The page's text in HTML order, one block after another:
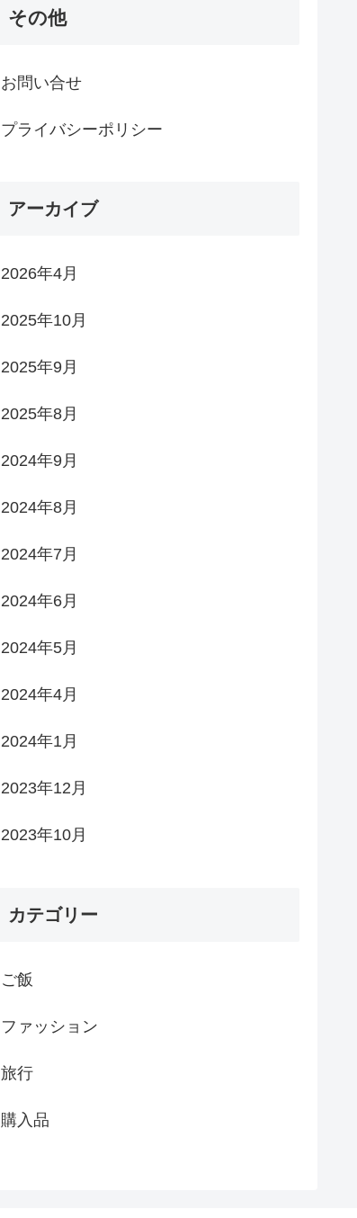
その他
お問い合せ
プライバシーポリシー
アーカイブ
2026年4月
2025年10月
2025年9月
2025年8月
2024年9月
2024年8月
2024年7月
2024年6月
2024年5月
2024年4月
2024年1月
2023年12月
2023年10月
カテゴリー
ご飯
ファッション
旅行
購入品